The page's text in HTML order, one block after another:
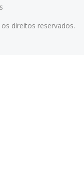
direitos reservados.